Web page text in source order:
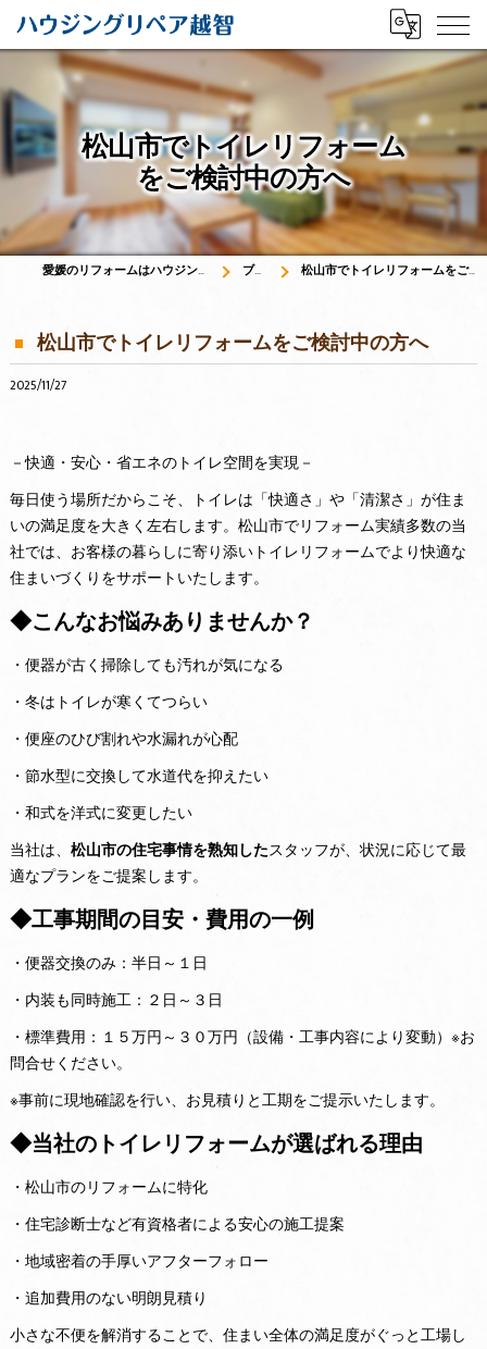
松山市でトイレリフォーム
をご検討中の方へ
愛媛のリフォームはハウジングリペア越智 ブログ 松山市でトイレリフォームをご検討中の方へ
松山市でトイレリフォームをご検討中の方へ
2025/11/27
－快適・安心・省エネのトイレ空間を実現－
毎日使う場所だからこそ、トイレは「快適さ」や「清潔さ」が住ま
いの満足度を大きく左右します。松山市でリフォーム実績多数の当
社では、お客様の暮らしに寄り添いトイレリフォームでより快適な
住まいづくりをサポートいたします。
◆こんなお悩みありませんか？
・便器が古く掃除しても汚れが気になる
・冬はトイレが寒くてつらい
・便座のひび割れや水漏れが心配
・節水型に交換して水道代を抑えたい
・和式を洋式に変更したい
当社は、 松山市の住宅事情を熟知したスタッフが、状況に応じて最
適なプランをご提案します。
◆工事期間の目安・費用の一例
・便器交換のみ：半日～１日
・内装も同時施工：２日～３日
・標準費用：１５万円～３０万円（設備・工事内容により変動）※お
問合せください。
※事前に現地確認を行い、お見積りと工期をご提示いたします。
◆当社のトイレリフォームが選ばれる理由
・松山市のリフォームに特化
・住宅診断士など有資格者による安心の施工提案
・地域密着の手厚いアフターフォロー
・追加費用のない明朗見積り
小さな不便を解消することで、住まい全体の満足度がぐっと工場し